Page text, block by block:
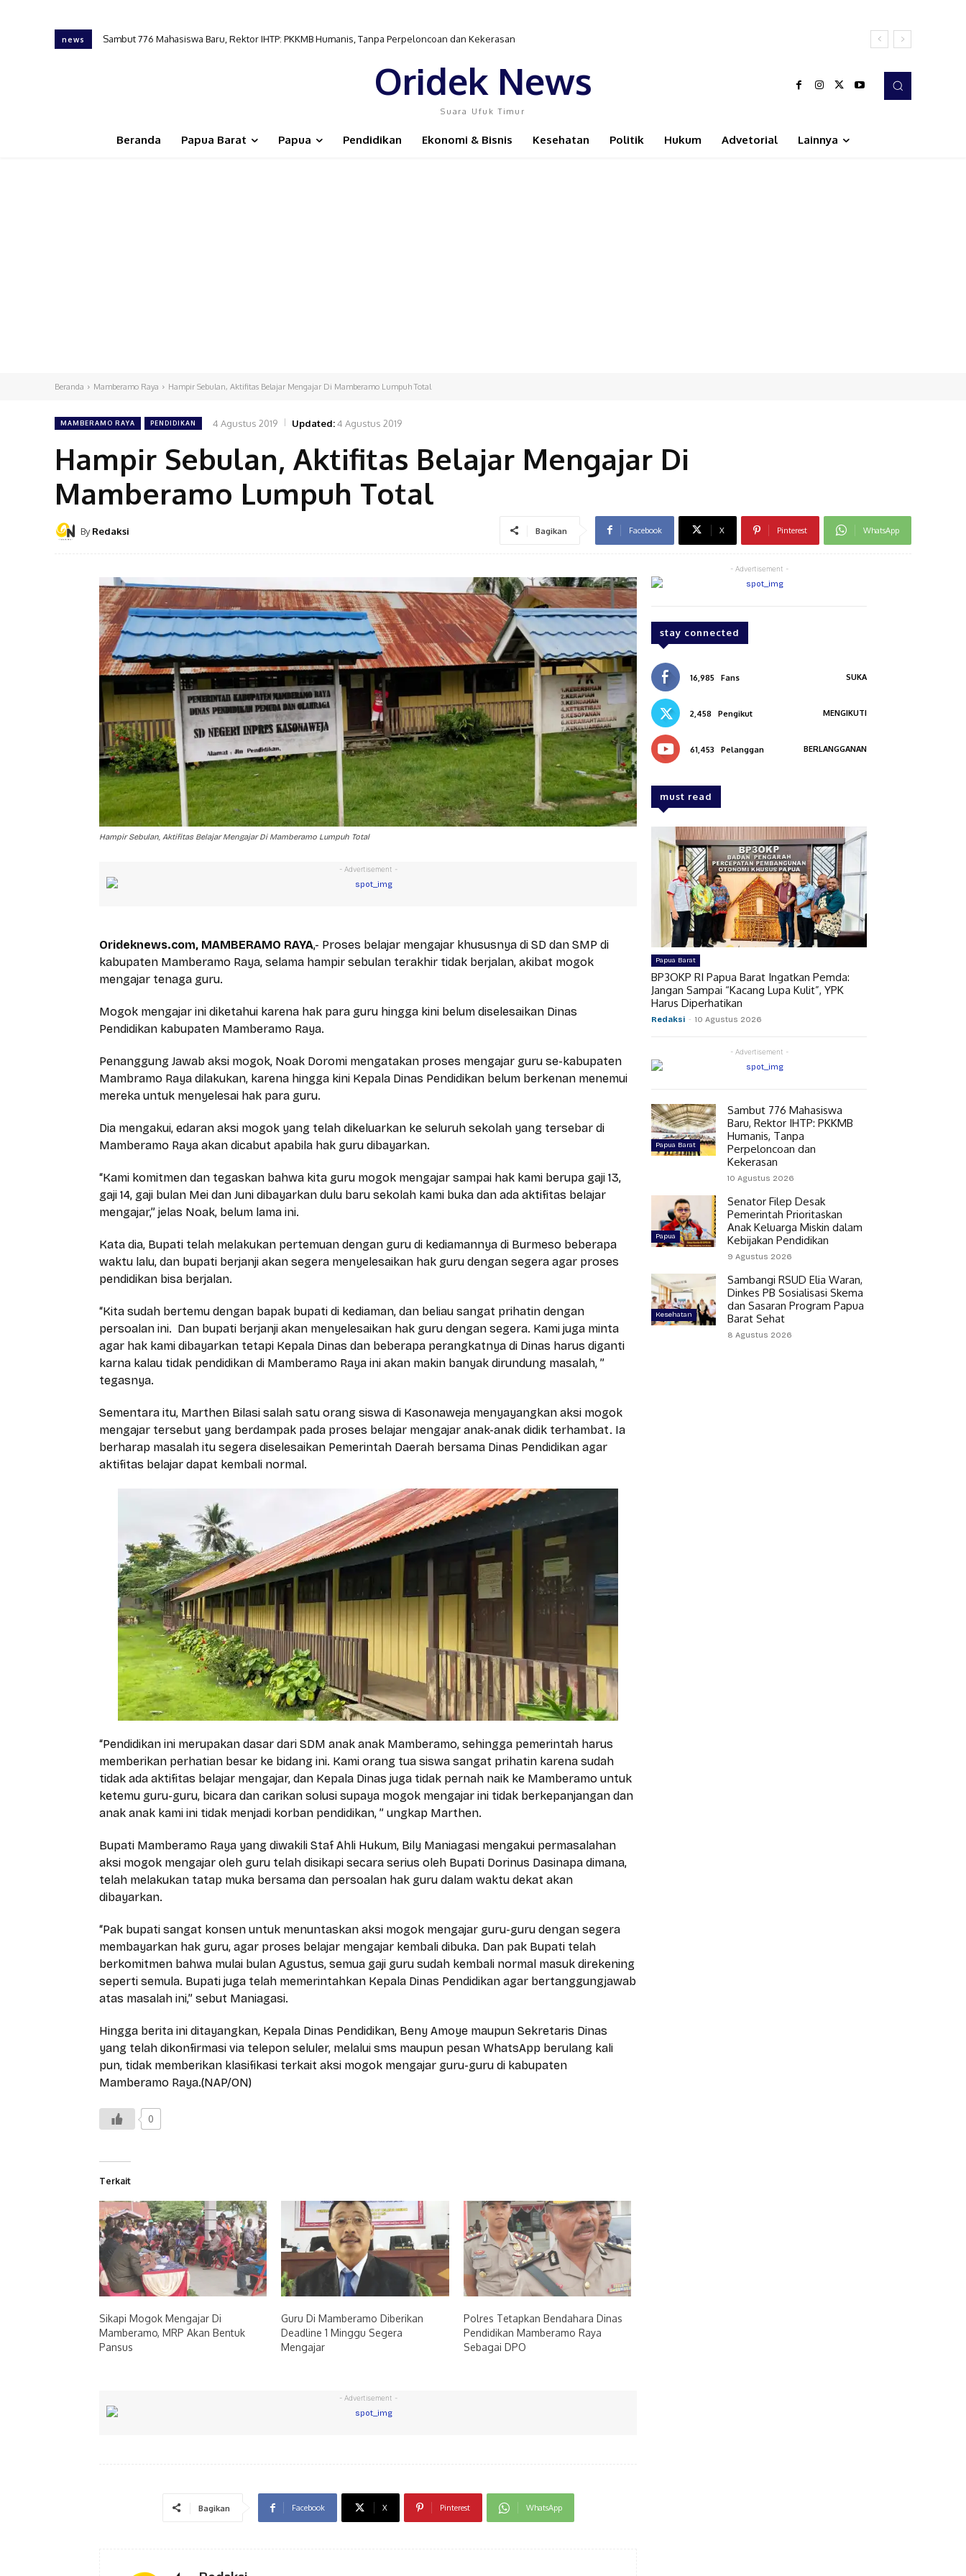
news Senator Filep Desak Pemerintah Prioritaskan Anak Keluarga Miskin dalam Kebijakan Pendidikan
Oridek News
Suara Ufuk Timur
Beranda Papua Barat Papua Pendidikan Ekonomi & Bisnis Kesehatan Politik Hukum Advetorial Lainnya
Beranda Mamberamo Raya Hampir Sebulan, Aktifitas Belajar Mengajar Di Mamberamo Lumpuh Total
MAMBERAMO RAYA PENDIDIKAN 4 Agustus 2019 Updated:4 Agustus 2019
Hampir Sebulan, Aktifitas Belajar Mengajar Di
Mamberamo Lumpuh Total
By Redaksi Bagikan Facebook X Pinterest WhatsApp
Hampir Sebulan, Aktifitas Belajar Mengajar Di Mamberamo Lumpuh Total
- Advertisement -
Orideknews.com, MAMBERAMO RAYA,- Proses belajar mengajar khususnya di SD dan SMP di
kabupaten Mamberamo Raya, selama hampir sebulan terakhir tidak berjalan, akibat mogok
mengajar tenaga guru.
Mogok mengajar ini diketahui karena hak para guru hingga kini belum diselesaikan Dinas
Pendidikan kabupaten Mamberamo Raya.
Penanggung Jawab aksi mogok, Noak Doromi mengatakan proses mengajar guru se-kabupaten
Mambramo Raya dilakukan, karena hingga kini Kepala Dinas Pendidikan belum berkenan menemui
mereka untuk menyelesai hak para guru.
Dia mengakui, edaran aksi mogok yang telah dikeluarkan ke seluruh sekolah yang tersebar di
Mamberamo Raya akan dicabut apabila hak guru dibayarkan.
“Kami komitmen dan tegaskan bahwa kita guru mogok mengajar sampai hak kami berupa gaji 13,
gaji 14, gaji bulan Mei dan Juni dibayarkan dulu baru sekolah kami buka dan ada aktifitas belajar
mengajar,” jelas Noak, belum lama ini.
Kata dia, Bupati telah melakukan pertemuan dengan guru di kediamannya di Burmeso beberapa
waktu lalu, dan bupati berjanji akan segera menyelesaikan hak guru dengan segera agar proses
pendidikan bisa berjalan.
“Kita sudah bertemu dengan bapak bupati di kediaman, dan beliau sangat prihatin dengan
persoalan ini. Dan bupati berjanji akan menyelesaikan hak guru dengan segera. Kami juga minta
agar hak kami dibayarkan tetapi Kepala Dinas dan beberapa perangkatnya di Dinas harus diganti
karna kalau tidak pendidikan di Mamberamo Raya ini akan makin banyak dirundung masalah, ”
tegasnya.
Sementara itu, Marthen Bilasi salah satu orang siswa di Kasonaweja menyayangkan aksi mogok
mengajar tersebut yang berdampak pada proses belajar mengajar anak-anak didik terhambat. Ia
berharap masalah itu segera diselesaikan Pemerintah Daerah bersama Dinas Pendidikan agar
aktifitas belajar dapat kembali normal.
“Pendidikan ini merupakan dasar dari SDM anak anak Mamberamo, sehingga pemerintah harus
memberikan perhatian besar ke bidang ini. Kami orang tua siswa sangat prihatin karena sudah
tidak ada aktifitas belajar mengajar, dan Kepala Dinas juga tidak pernah naik ke Mamberamo untuk
ketemu guru-guru, bicara dan carikan solusi supaya mogok mengajar ini tidak berkepanjangan dan
anak anak kami ini tidak menjadi korban pendidikan, ” ungkap Marthen.
Bupati Mamberamo Raya yang diwakili Staf Ahli Hukum, Bily Maniagasi mengakui permasalahan
aksi mogok mengajar oleh guru telah disikapi secara serius oleh Bupati Dorinus Dasinapa dimana,
telah melakukan tatap muka bersama dan persoalan hak guru dalam waktu dekat akan
dibayarkan.
“Pak bupati sangat konsen untuk menuntaskan aksi mogok mengajar guru-guru dengan segera
membayarkan hak guru, agar proses belajar mengajar kembali dibuka. Dan pak Bupati telah
berkomitmen bahwa mulai bulan Agustus, semua gaji guru sudah kembali normal masuk direkening
seperti semula. Bupati juga telah memerintahkan Kepala Dinas Pendidikan agar bertanggungjawab
atas masalah ini,” sebut Maniagasi.
Hingga berita ini ditayangkan, Kepala Dinas Pendidikan, Beny Amoye maupun Sekretaris Dinas
yang telah dikonfirmasi via telepon seluler, melalui sms maupun pesan WhatsApp berulang kali
pun, tidak memberikan klasifikasi terkait aksi mogok mengajar guru-guru di kabupaten
Mamberamo Raya.(NAP/ON)
0
Terkait
Sikapi Mogok Mengajar Di
Mamberamo, MRP Akan Bentuk
Pansus
Guru Di Mamberamo Diberikan
Deadline 1 Minggu Segera
Mengajar
Polres Tetapkan Bendahara Dinas
Pendidikan Mamberamo Raya
Sebagai DPO
- Advertisement -
Bagikan Facebook X Pinterest WhatsApp
- Advertisement -
stay connected
16,985 Fans SUKA
2,458 Pengikut MENGIKUTI
61,453 Pelanggan BERLANGGANAN
must read
Papua Barat
BP3OKP RI Papua Barat Ingatkan Pemda:
Jangan Sampai “Kacang Lupa Kulit”, YPK
Harus Diperhatikan
Redaksi - 10 Agustus 2026
- Advertisement -
Papua Barat
Sambut 776 Mahasiswa
Baru, Rektor IHTP: PKKMB
Humanis, Tanpa
Perpeloncoan dan
Kekerasan
10 Agustus 2026
Papua
Senator Filep Desak
Pemerintah Prioritaskan
Anak Keluarga Miskin dalam
Kebijakan Pendidikan
9 Agustus 2026
Kesehatan
Sambangi RSUD Elia Waran,
Dinkes PB Sosialisasi Skema
dan Sasaran Program Papua
Barat Sehat
8 Agustus 2026